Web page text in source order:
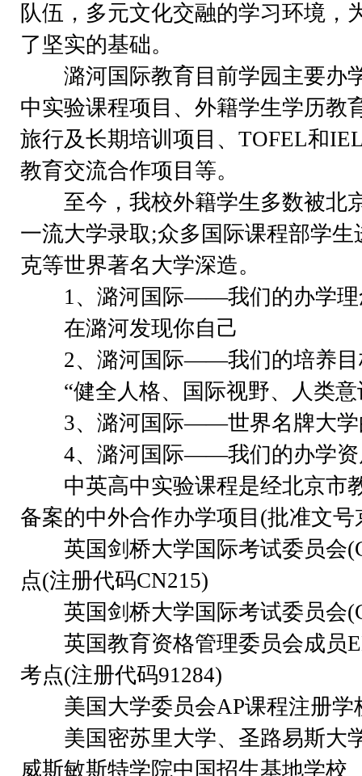
队伍，多元文化交融的学习环境，
了坚实的基础。
潞河国际教育目前学园主要办
中实验课程项目、外籍学生学历教
旅行及长期培训项目、TOFEL和
教育交流合作项目等。
至今，我校外籍学生多数被北
一流大学录取;众多国际课程部学
克等世界著名大学深造。
1、潞河国际——我们的办学理
在潞河发现你自己
2、潞河国际——我们的培养目
“健全人格、国际视野、人类意
3、潞河国际——世界名牌大学
4、潞河国际——我们的办学资
中英高中实验课程是经北京市
备案的中外合作办学项目(批准文号
英国剑桥大学国际考试委员会
点(注册代码CN215)
英国剑桥大学国际考试委员会
英国教育资格管理委员会成员
考点(注册代码91284)
美国大学委员会AP课程注册学
美国密苏里大学、圣路易斯大
威斯敏斯特学院中国招生基地学校